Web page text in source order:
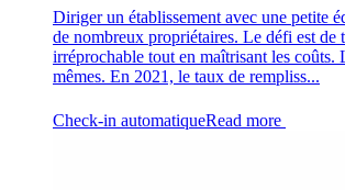
Diriger un établissement avec une petite
de nombreux propriétaires. Le défi est
irréprochable tout en maîtrisant les coûts.
mêmes. En 2021, le taux de rempliss...
Check-in automatiqueRead more